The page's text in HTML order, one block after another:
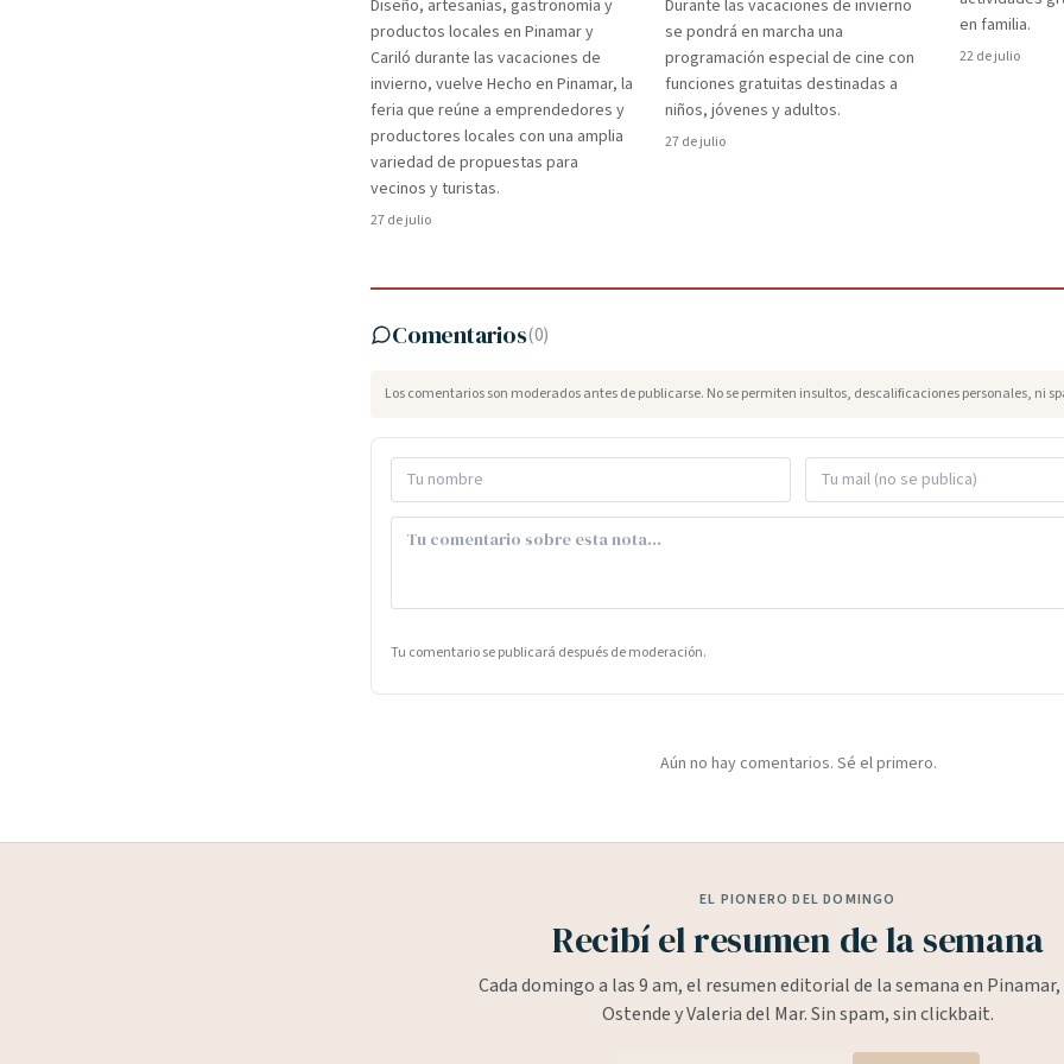
Diseño, artesanías, gastronomía y
productos locales en Pinamar y
Cariló durante las vacaciones de
invierno, vuelve Hecho en Pinamar, la
feria que reúne a emprendedores y
productores locales con una amplia
variedad de propuestas para
vecinos y turistas.
27 de julio
Durante las vacaciones de invierno
se pondrá en marcha una
programación especial de cine con
funciones gratuitas destinadas a
niños, jóvenes y adultos.
27 de julio
en familia.
22 de julio
Comentarios(0)
Los comentarios son moderados antes de publicarse. No se permiten insultos, descalificaciones personales, ni
Tu comentario se publicará después de moderación.
Aún no hay comentarios. Sé el primero.
EL PIONERO DEL DOMINGO
Recibí el resumen de la semana
Cada domingo a las 9 am, el resumen editorial de la semana en
Ostende y Valeria del Mar. Sin spam, sin clickbait.